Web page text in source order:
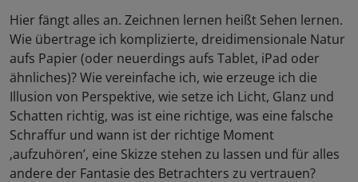
Hier fängt alles an. Zeichnen lernen heißt Sehen lernen.
Wie übertrage ich komplizierte, dreidimensionale Natur
aufs Papier (oder neuerdings aufs Tablet, iPad oder
ähnliches)? Wie vereinfache ich, wie erzeuge ich die
Illusion von Perspektive, wie setze ich Licht, Glanz und
Schatten richtig, was ist eine richtige, was eine falsche
Schraffur und wann ist der richtige Moment
‚aufzuhören’, eine Skizze stehen zu lassen und für alles
andere der Fantasie des Betrachters zu vertrauen?